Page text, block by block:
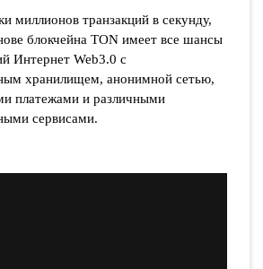
миллионов транзакций в секунду,
блокчейна TON имеет все шансы
Интернет Web3.0 с
хранилищем, анонимной сетью,
платежами и различными
сервисами.